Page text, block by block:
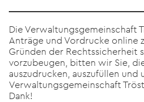
Die Verwaltungsgemeinschaft
Anträge und Vordrucke online
Gründen der Rechtssicherheit
vorzubeugen, bitten wir Sie,
auszudrucken, auszufüllen
Verwaltungsgemeinschaft
Dank!